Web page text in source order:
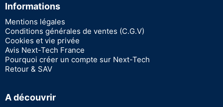
Informations
Mentions légales
Conditions générales de ventes (C.G.V)
Cookies et vie privée
Avis Next-Tech France
Pourquoi créer un compte sur Next-Tech
Retour & SAV
A découvrir